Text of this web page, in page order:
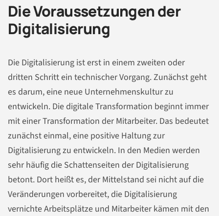
Die Voraussetzungen der
Digitalisierung
Die Digitalisierung ist erst in einem zweiten oder
dritten Schritt ein technischer Vorgang. Zunächst geht
es darum, eine neue Unternehmenskultur zu
entwickeln. Die digitale Transformation beginnt immer
mit einer Transformation der Mitarbeiter. Das bedeutet
zunächst einmal, eine positive Haltung zur
Digitalisierung zu entwickeln. In den Medien werden
sehr häufig die Schattenseiten der Digitalisierung
betont. Dort heißt es, der Mittelstand sei nicht auf die
Veränderungen vorbereitet, die Digitalisierung
vernichte Arbeitsplätze und Mitarbeiter kämen mit den